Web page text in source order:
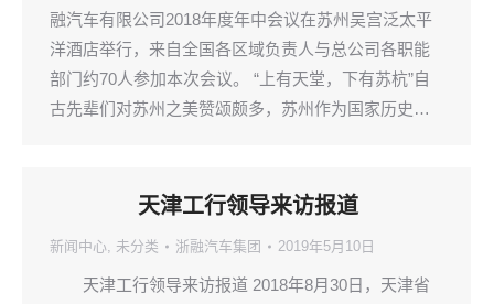
融汽车有限公司2018年度年中会议在苏州吴宫泛太平
洋酒店举行，来自全国各区域负责人与总公司各职能
部门约70人参加本次会议。 “上有天堂，下有苏杭”自
古先辈们对苏州之美赞颂颇多，苏州作为国家历史…
天津工行领导来访报道
新闻中心, 未分类 浙融汽车集团 2019年5月10日
天津工行领导来访报道 2018年8月30日，天津省